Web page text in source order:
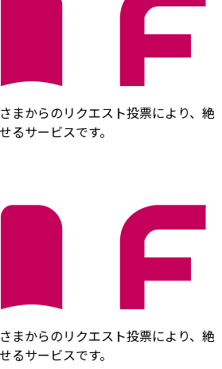
まからのリクエスト投票により、絶
るサービスです。
まからのリクエスト投票により、絶
るサービスです。